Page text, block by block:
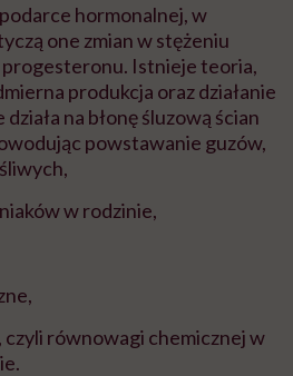
hormonalnej, w
one zmian w stężeniu
Istnieje teoria,
produkcja oraz działanie
na błonę śluzową ścian
powstawanie guzów,
w rodzinie,
czyli równowagi chemicznej w